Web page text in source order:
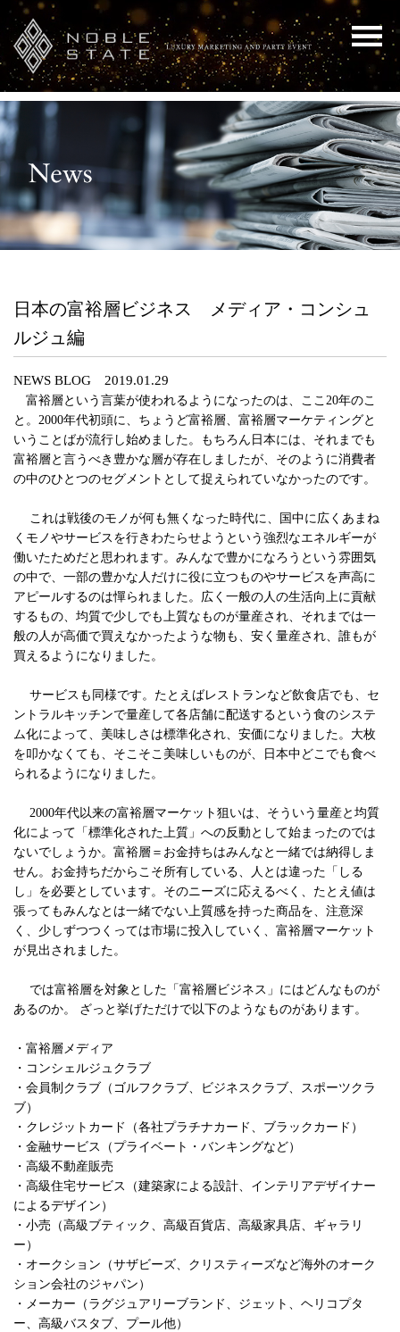
日本の富裕層ビジネス メディア・コンシュ
ルジュ編
NEWS BLOG 2019.01.29
富裕層という言葉が使われるようになったのは、ここ20年のこ
と。2000年代初頭に、ちょうど富裕層、富裕層マーケティングと
いうことばが流行し始めました。もちろん日本には、それまでも
富裕層と言うべき豊かな層が存在しましたが、そのように消費者
の中のひとつのセグメントとして捉えられていなかったのです。
これは戦後のモノが何も無くなった時代に、国中に広くあまね
くモノやサービスを行きわたらせようという強烈なエネルギーが
働いたためだと思われます。みんなで豊かになろうという雰囲気
の中で、一部の豊かな人だけに役に立つものやサービスを声高に
アピールするのは憚られました。広く一般の人の生活向上に貢献
するもの、均質で少しでも上質なものが量産され、それまでは一
般の人が高価で買えなかったような物も、安く量産され、誰もが
買えるようになりました。
サービスも同様です。たとえばレストランなど飲食店でも、セ
ントラルキッチンで量産して各店舗に配送するという食のシステ
ム化によって、美味しさは標準化され、安価になりました。大枚
を叩かなくても、そこそこ美味しいものが、日本中どこでも食べ
られるようになりました。
2000年代以来の富裕層マーケット狙いは、そういう量産と均質
化によって「標準化された上質」への反動として始まったのでは
ないでしょうか。富裕層＝お金持ちはみんなと一緒では納得しま
せん。お金持ちだからこそ所有している、人とは違った「しる
し」を必要としています。そのニーズに応えるべく、たとえ値は
張ってもみんなとは一緒でない上質感を持った商品を、注意深
く、少しずつつくっては市場に投入していく、富裕層マーケット
が見出されました。
では富裕層を対象とした「富裕層ビジネス」にはどんなものが
あるのか。 ざっと挙げただけで以下のようなものがあります。
・富裕層メディア
・コンシェルジュクラブ
・会員制クラブ（ゴルフクラブ、ビジネスクラブ、スポーツクラ
ブ）
・クレジットカード（各社プラチナカード、ブラックカード）
・金融サービス（プライベート・バンキングなど）
・高級不動産販売
・高級住宅サービス（建築家による設計、インテリアデザイナー
によるデザイン）
・小売（高級ブティック、高級百貨店、高級家具店、ギャラリ
ー）
・オークション（サザビーズ、クリスティーズなど海外のオーク
ション会社のジャパン）
・メーカー（ラグジュアリーブランド、ジェット、ヘリコプタ
ー、高級バスタブ、プール他）